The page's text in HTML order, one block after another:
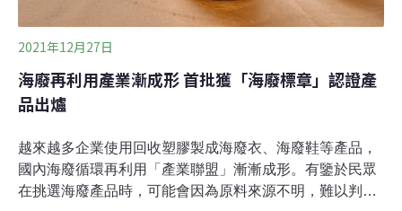
2021年12月27日
海廢再利用產業漸成形 首批獲「海廢標章」認證產
品出爐
越來越多企業使用回收塑膠製成海廢衣、海廢鞋等產品，
國內海廢循環再利用「產業聯盟」漸漸成形。有鑒於民眾
在挑選海廢產品時，可能會因為原料來源不明，難以判斷